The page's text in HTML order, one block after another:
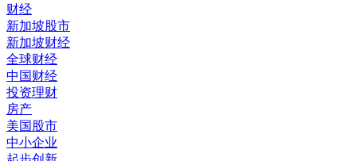
财经
新加坡股市
新加坡财经
全球财经
中国财经
投资理财
房产
美国股市
中小企业